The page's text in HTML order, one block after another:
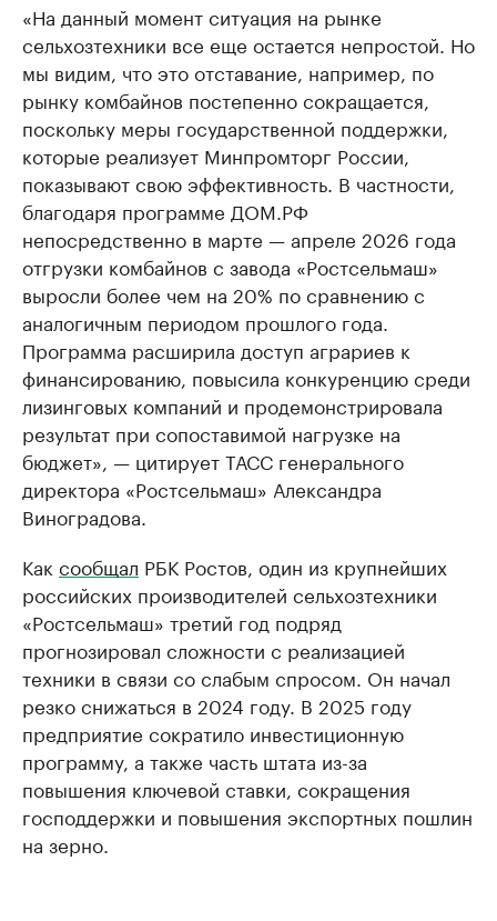
«На данный момент ситуация на рынке
сельхозтехники все еще остается непростой. Но
мы видим, что это отставание, например, по
рынку комбайнов постепенно сокращается,
поскольку меры государственной поддержки,
которые реализует Минпромторг России,
показывают свою эффективность. В частности,
благодаря программе ДОМ.РФ
непосредственно в марте — апреле 2026 года
отгрузки комбайнов с завода «Ростсельмаш»
выросли более чем на 20% по сравнению с
аналогичным периодом прошлого года.
Программа расширила доступ аграриев к
финансированию, повысила конкуренцию среди
лизинговых компаний и продемонстрировала
результат при сопоставимой нагрузке на
бюджет», — цитирует ТАСС генерального
директора «Ростсельмаш» Александра
Виноградова.
Как сообщал РБК Ростов, один из крупнейших
российских производителей сельхозтехники
«Ростсельмаш» третий год подряд
прогнозировал сложности с реализацией
техники в связи со слабым спросом. Он начал
резко снижаться в 2024 году. В 2025 году
предприятие сократило инвестиционную
программу, а также часть штата из-за
повышения ключевой ставки, сокращения
господдержки и повышения экспортных пошлин
на зерно.